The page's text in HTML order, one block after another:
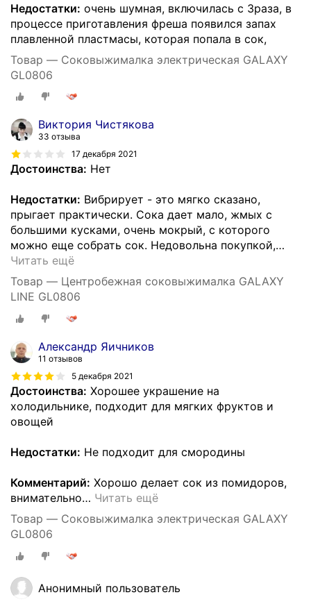
Недостатки: очень шумная, включилась с 3раза, в
процессе приготавления фреша появился запах
плавленной пластмасы, которая попала в сок,
Товар — Соковыжималка электрическая GALAXY
GL0806
Виктория Чистякова
33 отзыва
17 декабря 2021
Достоинства: Нет
Недостатки: Вибрирует - это мягко сказано,
прыгает практически. Сока дает мало, жмых с
большими кусками, очень мокрый, с которого
можно еще собрать сок. Недовольна покупкой,…
Читать ещё
Товар — Центробежная соковыжималка GALAXY
LINE GL0806
Александр Яичников
11 отзывов
5 декабря 2021
Достоинства: Хорошее украшение на
холодильнике, подходит для мягких фруктов и
овощей
Недостатки: Не подходит для смородины
Комментарий: Хорошо делает сок из помидоров,
внимательно… Читать ещё
Товар — Соковыжималка электрическая GALAXY
GL0806
Анонимный пользователь